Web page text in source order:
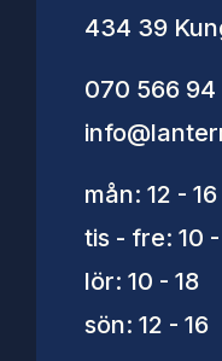
434 39
070 566 94
mån: 12 - 16
tis - fre: 10 -
lör: 10 - 18
sön: 12 - 16